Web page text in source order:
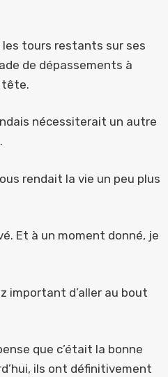
les tours restants sur ses
de dépassements à
tête.
nécessiterait un autre
rendait la vie un peu plus
Et à un moment donné, je
important d’aller au bout
que c’était la bonne
ils ont définitivement